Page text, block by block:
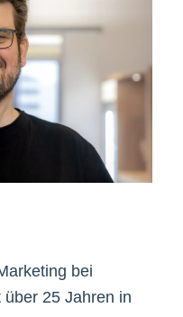
bei
25 Jahren in